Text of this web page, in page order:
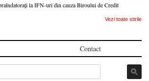
la IFN-uri din cauza Biroului de Credit
Vezi toate stirile
Contact